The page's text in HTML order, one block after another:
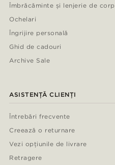
Îmbrăcăminte și lenjerie de corp
Ochelari
Îngrijire personală
Ghid de cadouri
Archive Sale
ASISTENȚĂ CLIENȚI
Întrebări frecvente
Creează o returnare
Vezi opțiunile de livrare
Retragere